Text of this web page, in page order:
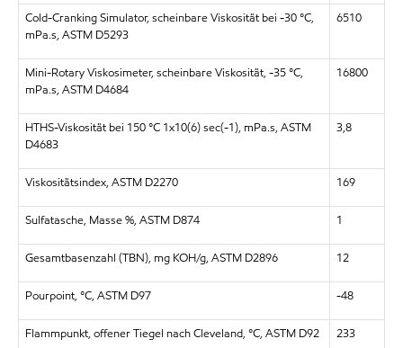
Cold-Cranking Simulator, scheinbare Viskosität bei -30 °C,
mPa.s, ASTM D5293
6510
Mini-Rotary Viskosimeter, scheinbare Viskosität, -35 °C,
mPa.s, ASTM D4684
16800
HTHS-Viskosität bei 150 °C 1x10(6) sec(-1), mPa.s, ASTM
D4683
3,8
Viskositätsindex, ASTM D2270 169
Sulfatasche, Masse %, ASTM D874 1
Gesamtbasenzahl (TBN), mg KOH/g, ASTM D2896 12
Pourpoint, °C, ASTM D97 -48
Flammpunkt, offener Tiegel nach Cleveland, °C, ASTM D92 233